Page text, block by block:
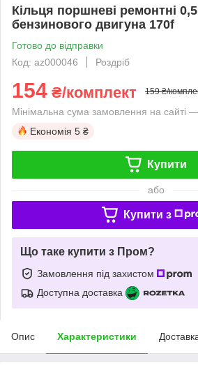
Кільця поршневі ремонтні
бензинового двигуна 170f
Готово до відправки
Код: az000046
Роздріб
154 ₴/комплект 159 ₴/
Мінімальна сума замовлення на сайті
Економія 5 ₴
Купити
або
Купити з
Що таке купити з Пром?
Замовлення під захистом
Доступна доставка
Опис Характеристики